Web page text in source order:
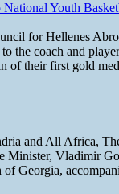
Youth
for Hellenes
the coach and
of their first gold
and All Africa,
Minister, Vladimir
Georgia,